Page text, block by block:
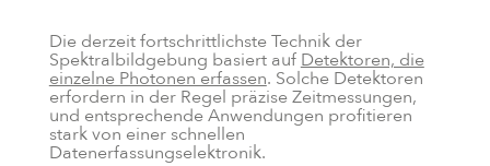
Die derzeit fortschrittlichste Technik der
Spektralbildgebung basiert auf Detektoren, die
einzelne Photonen erfassen. Solche Detektoren
erfordern in der Regel präzise Zeitmessungen,
und entsprechende Anwendungen profitieren
stark von einer schnellen
Datenerfassungselektronik.